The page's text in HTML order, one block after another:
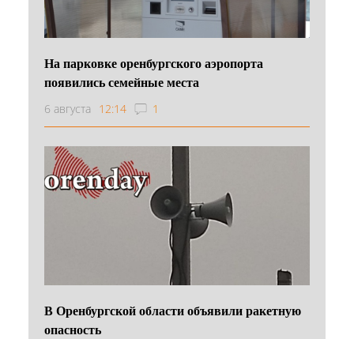
На парковке оренбургского аэропорта
появились семейные места
6 августа 12:14 1
В Оренбургской области объявили ракетную
опасность